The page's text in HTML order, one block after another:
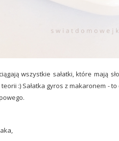
wszystkie sałatki, które mają
:) Sałatka gyros z makaronem -